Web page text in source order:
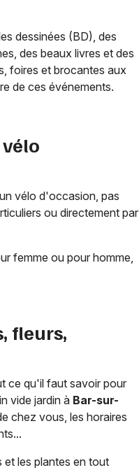
dessinées (BD), des
des beaux livres et des
foires et brocantes aux
de ces événements.
vélo d'occasion, pas
ou directement par
femme ou pour homme,
fleurs,
ce qu'il faut savoir pour
vide jardin à Bar-sur-
chez vous, les horaires
et les plantes en tout